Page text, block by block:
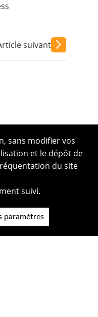
suivant
sans modifier vos
et le dépôt de
du site
suivi.
paramètres